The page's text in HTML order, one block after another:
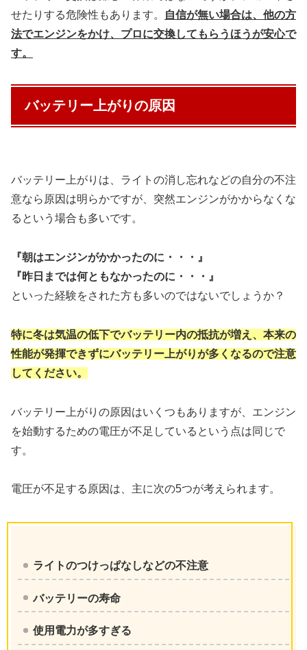
せたりする危険性もあります。
自信が無い場合は、他の方
法でエンジンをかけ、 プロに交換してもらうほうが安心で
す。
バッテリー上がりの原因
バッテリー上がりは、ライトの消し忘れなどの自分の不注
意なら原因は明らかですが、突然エンジンがかからなくな
るという場合も多いです。
『朝はエンジンがかかったのに・・・』
『昨日までは何ともなかったのに・・・』
といった経験をされた方も多いのではないでしょうか？
特に冬は気温の低下でバッテリー内の抵抗が増え、 本来の
性能が発揮できずにバッテリー上がりが多く なるので注意
してください。
バッテリー上がりの原因はいくつもありますが、エンジン
を始動するための電圧が不足しているという点は同じで
す。
電圧が不足する原因は、主に次の5つが考えられます。
ライトのつけっぱなしなどの不注意
バッテリーの寿命
使用電力が多すぎる